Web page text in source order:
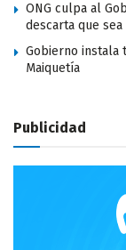
ONG culpa al
descarta que
Gobierno instala
Maiquetía
Publicidad